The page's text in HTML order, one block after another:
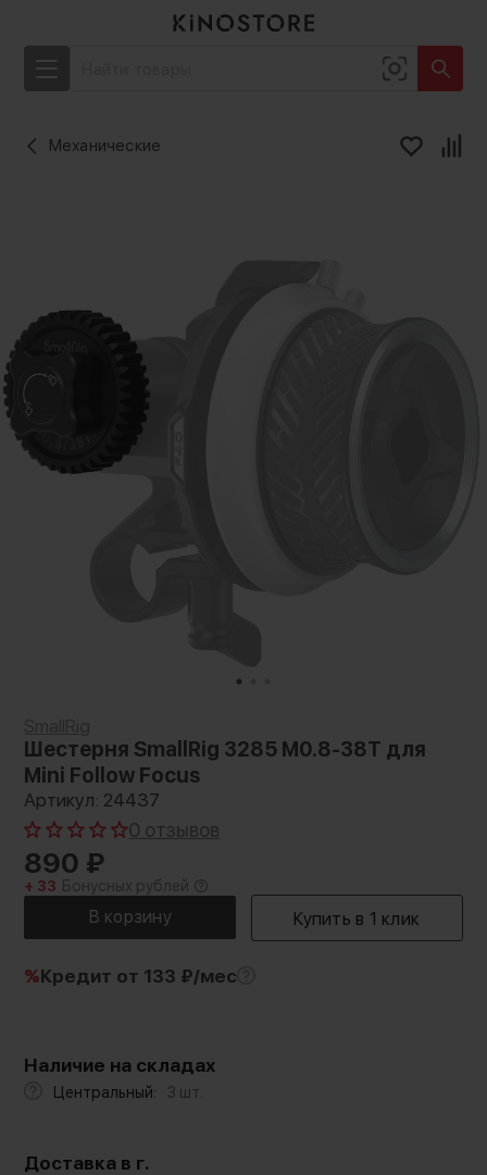
Механические
Шестерня SmallRig 3285 M0.8-38T для
Mini Follow Focus
Артикул: 24437
0 отзывов
890 ₽
+ 33 Бонусных рублей
%Кредит от 133 ₽/мес
Наличие на складах
Центральный: 3 шт.
Доставка в г.